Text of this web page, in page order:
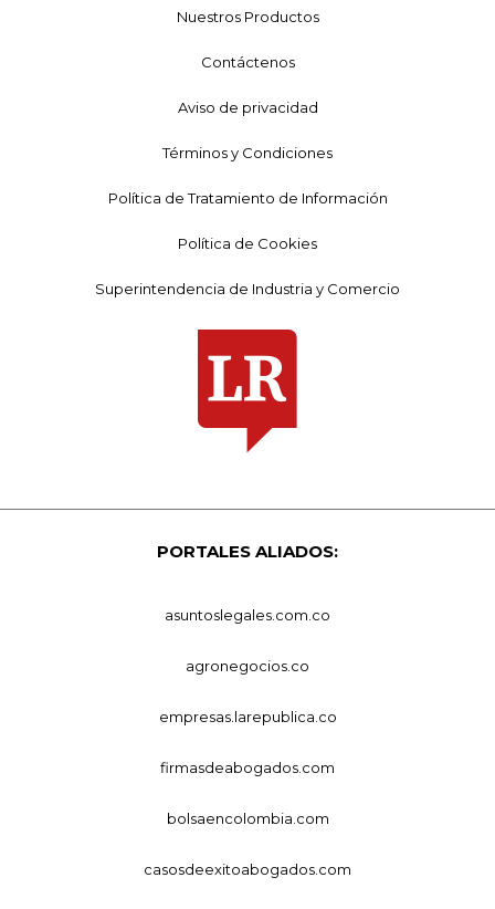
Nuestros Productos
Contáctenos
Aviso de privacidad
Términos y Condiciones
Política de Tratamiento de Información
Política de Cookies
Superintendencia de Industria y Comercio
PORTALES ALIADOS:
asuntoslegales.com.co
agronegocios.co
empresas.larepublica.co
firmasdeabogados.com
bolsaencolombia.com
casosdeexitoabogados.com